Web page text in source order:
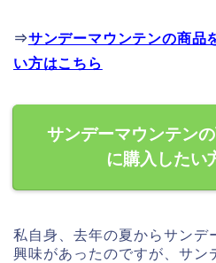
⇒サンデーマウンテンの商品
い方はこちら
サンデーマウンテン
に購入したい
私自身、去年の夏からサンデ
興味があったのですが、サン